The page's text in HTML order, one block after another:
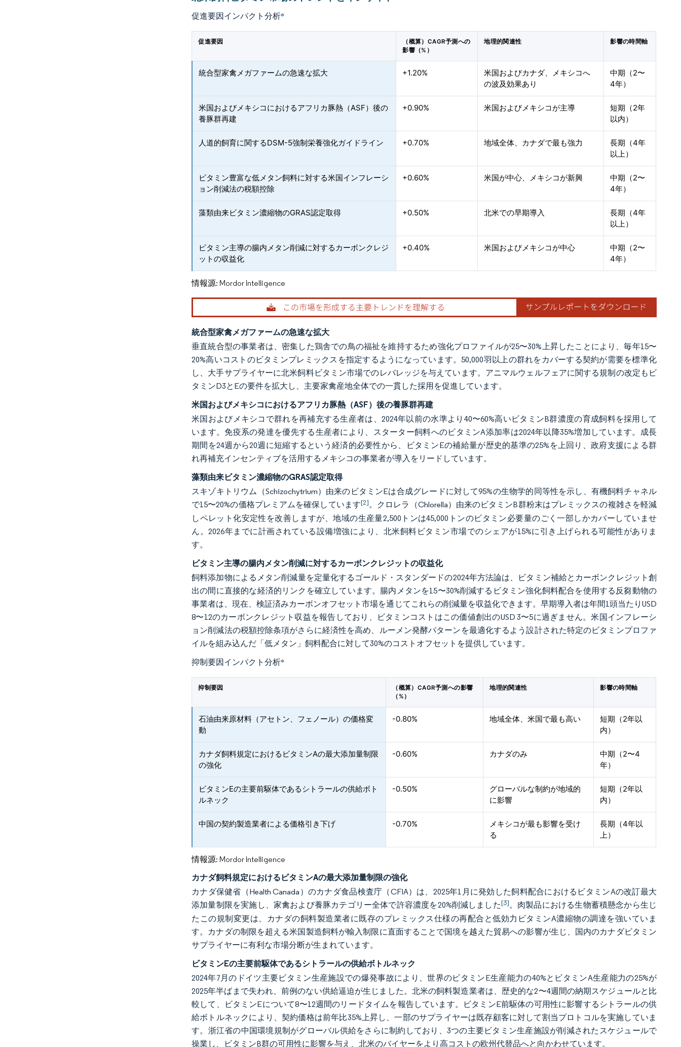
促進要因インパクト分析*
促進要因
（概算）CAGR予測への
影響（%）
地理的関連性 影響の時間軸
統合型家禽メガファームの急速な拡大 +1.20%
米国およびカナダ、メキシコへ
の波及効果あり
中期（2〜
4年）
米国およびメキシコにおけるアフリカ豚熱（ASF）後の
養豚群再建
+0.90% 米国およびメキシコが主導
短期（2年
以内）
人道的飼育に関するDSM-5強制栄養強化ガイドライン +0.70% 地域全体、カナダで最も強力
長期（4年
以上）
ビタミン豊富な低メタン飼料に対する米国インフレーシ
ョン削減法の税額控除
+0.60% 米国が中心、メキシコが新興
中期（2〜
4年）
藻類由来ビタミン濃縮物のGRAS認定取得 +0.50% 北米での早期導入
長期（4年
以上）
ビタミン主導の腸内メタン削減に対するカーボンクレジ
ットの収益化
+0.40% 米国およびメキシコが中心
中期（2〜
4年）
情報源: Mordor Intelligence
統合型家禽メガファームの急速な拡大
垂直統合型の事業者は、密集した鶏舎での鳥の福祉を維持するため強化プロファイルが25〜30%上昇したことにより、毎年15〜
20%高いコストのビタミンプレミックスを指定するようになっています。50,000羽以上の群れをカバーする契約が需要を標準化
し、大手サプライヤーに北米飼料ビタミン市場でのレバレッジを与えています。アニマルウェルフェアに関する規制の改定もビ
タミンD3とEの要件を拡大し、主要家禽産地全体での一貫した採用を促進しています。
米国およびメキシコにおけるアフリカ豚熱（ASF）後の養豚群再建
米国およびメキシコで群れを再補充する生産者は、2024年以前の水準より40〜60%高いビタミンB群濃度の育成飼料を採用して
います。免疫系の発達を優先する生産者により、スターター飼料へのビタミンA添加率は2024年以降35%増加しています。成長
期間を24週から20週に短縮するという経済的必要性から、ビタミンEの補給量が歴史的基準の25%を上回り、政府支援による群
れ再補充インセンティブを活用するメキシコの事業者が導入をリードしています。
藻類由来ビタミン濃縮物のGRAS認定取得
スキゾキトリウム（Schizochytrium）由来のビタミンEは合成グレードに対して95%の生物学的同等性を示し、有機飼料チャネル
で15〜20%の価格プレミアムを確保しています[2]。クロレラ（Chlorella）由来のビタミンB群粉末はプレミックスの複雑さを軽減
しペレット化安定性を改善しますが、地域の生産量2,500トンは45,000トンのビタミン必要量のごく一部しかカバーしていませ
ん。2026年までに計画されている設備増強により、北米飼料ビタミン市場でのシェアが15%に引き上げられる可能性がありま
す。
ビタミン主導の腸内メタン削減に対するカーボンクレジットの収益化
飼料添加物によるメタン削減量を定量化するゴールド・スタンダードの2024年方法論は、ビタミン補給とカーボンクレジット創
出の間に直接的な経済的リンクを確立しています。腸内メタンを15〜30%削減するビタミン強化飼料配合を使用する反芻動物の
事業者は、現在、検証済みカーボンオフセット市場を通じてこれらの削減量を収益化できます。早期導入者は年間1頭当たりUSD
8〜12のカーボンクレジット収益を報告しており、ビタミンコストはこの価値創出のUSD 3〜5に過ぎません。米国インフレーシ
ョン削減法の税額控除条項がさらに経済性を高め、ルーメン発酵パターンを最適化するよう設計された特定のビタミンプロファ
イルを組み込んだ「低メタン」飼料配合に対して30%のコストオフセットを提供しています。
抑制要因インパクト分析*
抑制要因
（概算）CAGR予測への影響
（%）
地理的関連性 影響の時間軸
石油由来原材料（アセトン、フェノール）の価格変
動
-0.80% 地域全体、米国で最も高い
短期（2年以
内）
カナダ飼料規定におけるビタミンAの最大添加量制限
の強化
-0.60% カナダのみ
中期（2〜4
年）
ビタミンEの主要前駆体であるシトラールの供給ボト
ルネック
-0.50%
グローバルな制約が地域的
に影響
短期（2年以
内）
中国の契約製造業者による価格引き下げ -0.70%
メキシコが最も影響を受け
る
長期（4年以
上）
情報源: Mordor Intelligence
カナダ飼料規定におけるビタミンAの最大添加量制限の強化
カナダ保健省（Health Canada）のカナダ食品検査庁（CFIA）は、2025年1月に発効した飼料配合におけるビタミンAの改訂最大
添加量制限を実施し、家禽および養豚カテゴリー全体で許容濃度を20%削減しました[3]。肉製品における生物蓄積懸念から生じ
たこの規制変更は、カナダの飼料製造業者に既存のプレミックス仕様の再配合と低効力ビタミンA濃縮物の調達を強いていま
す。カナダの制限を超える米国製造飼料が輸入制限に直面することで国境を越えた貿易への影響が生じ、国内のカナダビタミン
サプライヤーに有利な市場分断が生まれています。
ビタミンEの主要前駆体であるシトラールの供給ボトルネック
2024年7月のドイツ主要ビタミン生産施設での爆発事故により、世界のビタミンE生産能力の40%とビタミンA生産能力の25%が
2025年半ばまで失われ、前例のない供給逼迫が生じました。北米の飼料製造業者は、歴史的な2〜4週間の納期スケジュールと比
較して、ビタミンEについて8〜12週間のリードタイムを報告しています。ビタミンE前駆体の可用性に影響するシトラールの供
給ボトルネックにより、契約価格は前年比35%上昇し、一部のサプライヤーは既存顧客に対して割当プロトコルを実施していま
す。浙江省の中国環境規制がグローバル供給をさらに制約しており、3つの主要ビタミン生産施設が削減されたスケジュールで
操業し、ビタミンB群の可用性に影響を与え、北米のバイヤーをより高コストの欧州代替品へと向かわせています。